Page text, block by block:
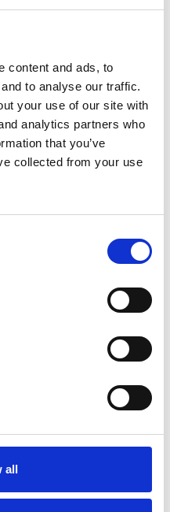
content and ads, to
to analyse our traffic.
your use of our site with
analytics partners who
that you’ve
collected from your use
all
van een